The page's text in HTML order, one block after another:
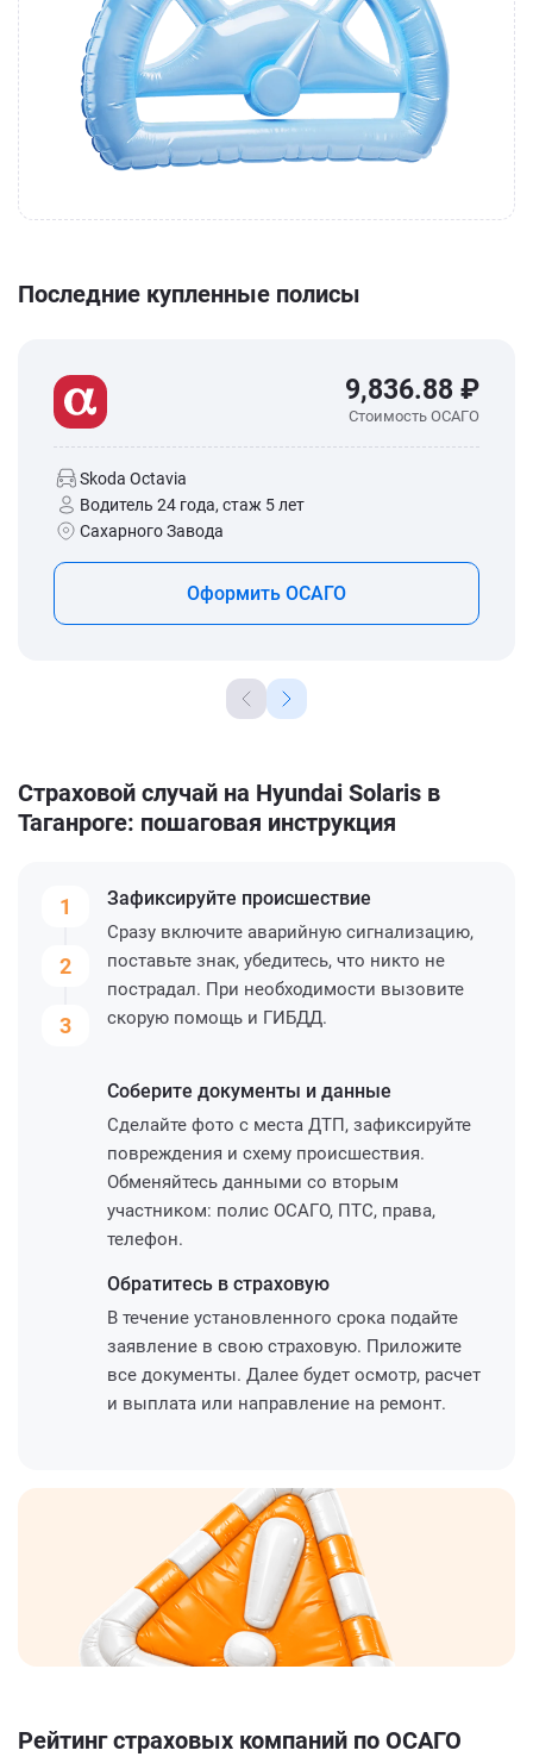
Последние купленные полисы
9,836.88 ₽
Стоимость ОСАГО
Skoda Octavia
Водитель 24 года, стаж 5 лет
Сахарного Завода
Оформить ОСАГО
Страховой случай на Hyundai Solaris в
Таганроге: пошаговая инструкция
1
2
3
Зафиксируйте происшествие
Сразу включите аварийную сигнализацию,
поставьте знак, убедитесь, что никто не
пострадал. При необходимости вызовите
скорую помощь и ГИБДД.
Соберите документы и данные
Сделайте фото с места ДТП, зафиксируйте
повреждения и схему происшествия.
Обменяйтесь данными со вторым
участником: полис ОСАГО, ПТС, права,
телефон.
Обратитесь в страховую
В течение установленного срока подайте
заявление в свою страховую. Приложите
все документы. Далее будет осмотр, расчет
и выплата или направление на ремонт.
Рейтинг страховых компаний по ОСАГО